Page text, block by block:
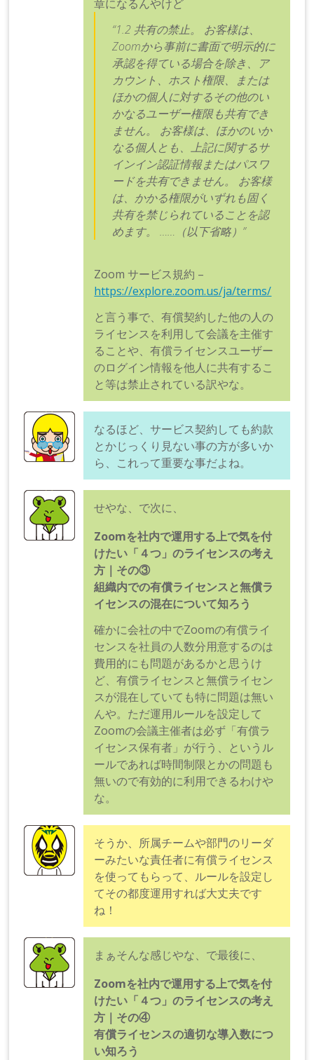
章になるんやけど
“1.2 共有の禁止。 お客様は、
Zoomから事前に書面で明示的に
承認を得ている場合を除き、ア
カウント、ホスト権限、または
ほかの個人に対するその他のい
かなるユーザー権限も共有でき
ません。 お客様は、ほかのいか
なる個人とも、上記に関するサ
インイン認証情報またはパスワ
ードを共有できません。 お客様
は、かかる権限がいずれも固く
共有を禁じられていることを認
めます。 ……（以下省略）”
Zoom サービス規約 –
https://explore.zoom.us/ja/terms/
と言う事で、有償契約した他の人の
ライセンスを利用して会議を主催す
ることや、有償ライセンスユーザー
のログイン情報を他人に共有するこ
と等は禁止されている訳やな。
なるほど、サービス契約しても約款
とかじっくり見ない事の方が多いか
ら、これって重要な事だよね。
せやな、で次に、
Zoomを社内で運用する上で気を付
けたい「４つ」のライセンスの考え
方｜その③
組織内での有償ライセンスと無償ラ
イセンスの混在について知ろう
確かに会社の中でZoomの有償ライ
センスを社員の人数分用意するのは
費用的にも問題があるかと思うけ
ど、有償ライセンスと無償ライセン
スが混在していても特に問題は無い
んや。ただ運用ルールを設定して
Zoomの会議主催者は必ず「有償ラ
イセンス保有者」が行う、というル
ールであれば時間制限とかの問題も
無いので有効的に利用できるわけや
な。
そうか、所属チームや部門のリーダ
ーみたいな責任者に有償ライセンス
を使ってもらって、ルールを設定し
てその都度運用すれば大丈夫です
ね！
まぁそんな感じやな、で最後に、
Zoomを社内で運用する上で気を付
けたい「４つ」のライセンスの考え
方｜その④
有償ライセンスの適切な導入数につ
い知ろう